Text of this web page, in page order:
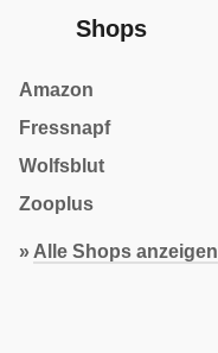
Shops
Amazon
Fressnapf
Wolfsblut
Zooplus
» Alle Shops anzeigen